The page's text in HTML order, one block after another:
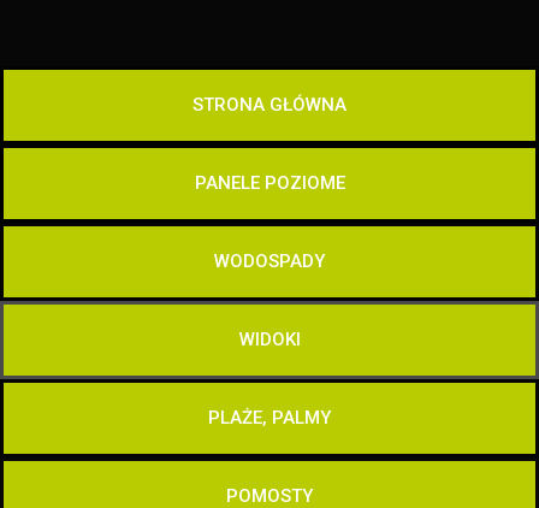
STRONA GŁÓWNA
PANELE POZIOME
WODOSPADY
WIDOKI
PLAŻE, PALMY
POMOSTY